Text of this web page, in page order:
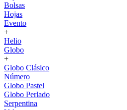
Bolsas
Hojas
Evento
+
Helio
Globo
+
Globo Clásico
Número
Globo Pastel
Globo Perlado
Serpentina